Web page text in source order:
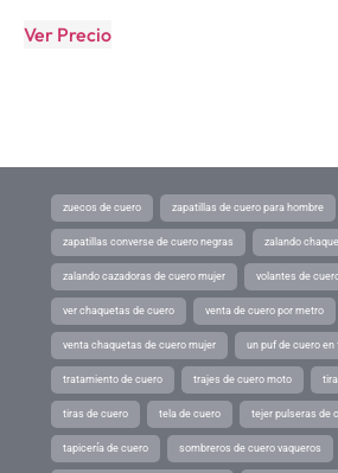
Ver Precio
zuecos de cuero zapatillas de cuero para hombre
zapatillas converse de cuero negras zalando
zalando cazadoras de cuero mujer volantes de
ver chaquetas de cuero venta de cuero por metro
venta chaquetas de cuero mujer un puf de cuero en
tratamiento de cuero trajes de cuero moto
tiras de cuero tela de cuero tejer pulseras de
tapicería de cuero sombreros de cuero vaqueros